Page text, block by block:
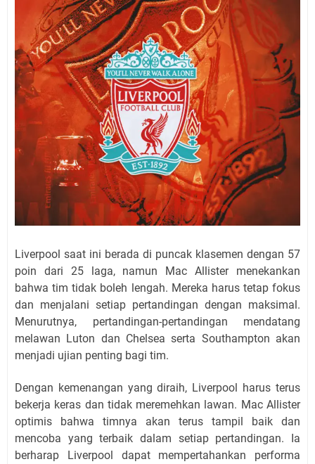
Liverpool saat ini berada di puncak klasemen dengan 57
poin dari 25 laga, namun Mac Allister menekankan
bahwa tim tidak boleh lengah. Mereka harus tetap fokus
dan menjalani setiap pertandingan dengan maksimal.
Menurutnya, pertandingan-pertandingan mendatang
melawan Luton dan Chelsea serta Southampton akan
menjadi ujian penting bagi tim.
Dengan kemenangan yang diraih, Liverpool harus terus
bekerja keras dan tidak meremehkan lawan. Mac Allister
optimis bahwa timnya akan terus tampil baik dan
mencoba yang terbaik dalam setiap pertandingan. Ia
berharap Liverpool dapat mempertahankan performa